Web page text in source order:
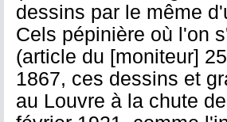
dessins par le même
Cels pépinière où l'on
(article du [moniteur]
1867, ces dessins et
au Louvre à la chute